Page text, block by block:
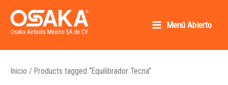
Menú Abierto
Inicio / Products tagged “Equilibrador Tecna”